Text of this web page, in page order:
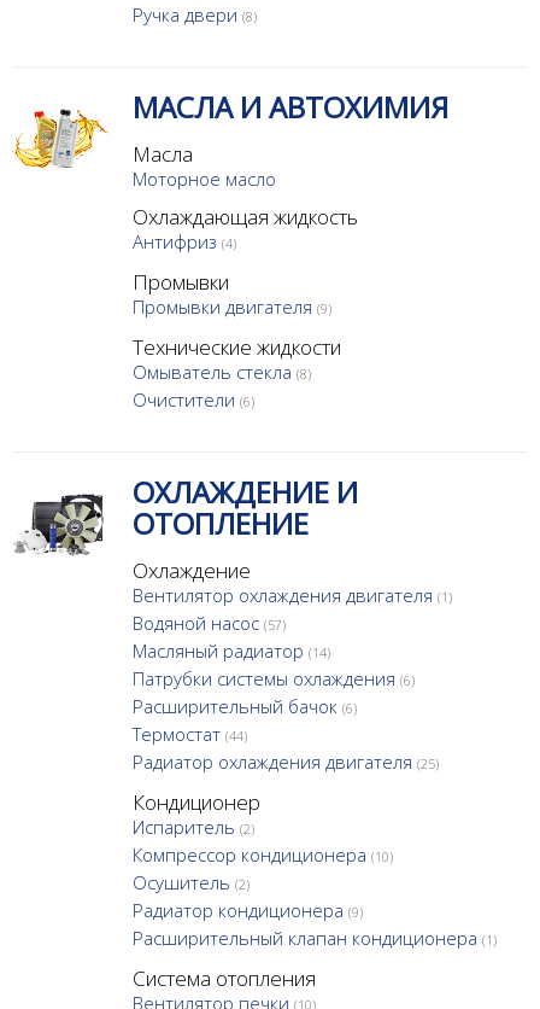
Ручка двери (8)
МАСЛА И АВТОХИМИЯ
Масла
Моторное масло
Охлаждающая жидкость
Антифриз (4)
Промывки
Промывки двигателя (9)
Технические жидкости
Омыватель стекла (8)
Очистители (6)
ОХЛАЖДЕНИЕ И
ОТОПЛЕНИЕ
Охлаждение
Вентилятор охлаждения двигателя (1)
Водяной насос (57)
Масляный радиатор (14)
Патрубки системы охлаждения (6)
Расширительный бачок (6)
Термостат (44)
Радиатор охлаждения двигателя (25)
Кондиционер
Испаритель (2)
Компрессор кондиционера (10)
Осушитель (2)
Радиатор кондиционера (9)
Расширительный клапан кондиционера (1)
Система отопления
Вентилятор печки (10)